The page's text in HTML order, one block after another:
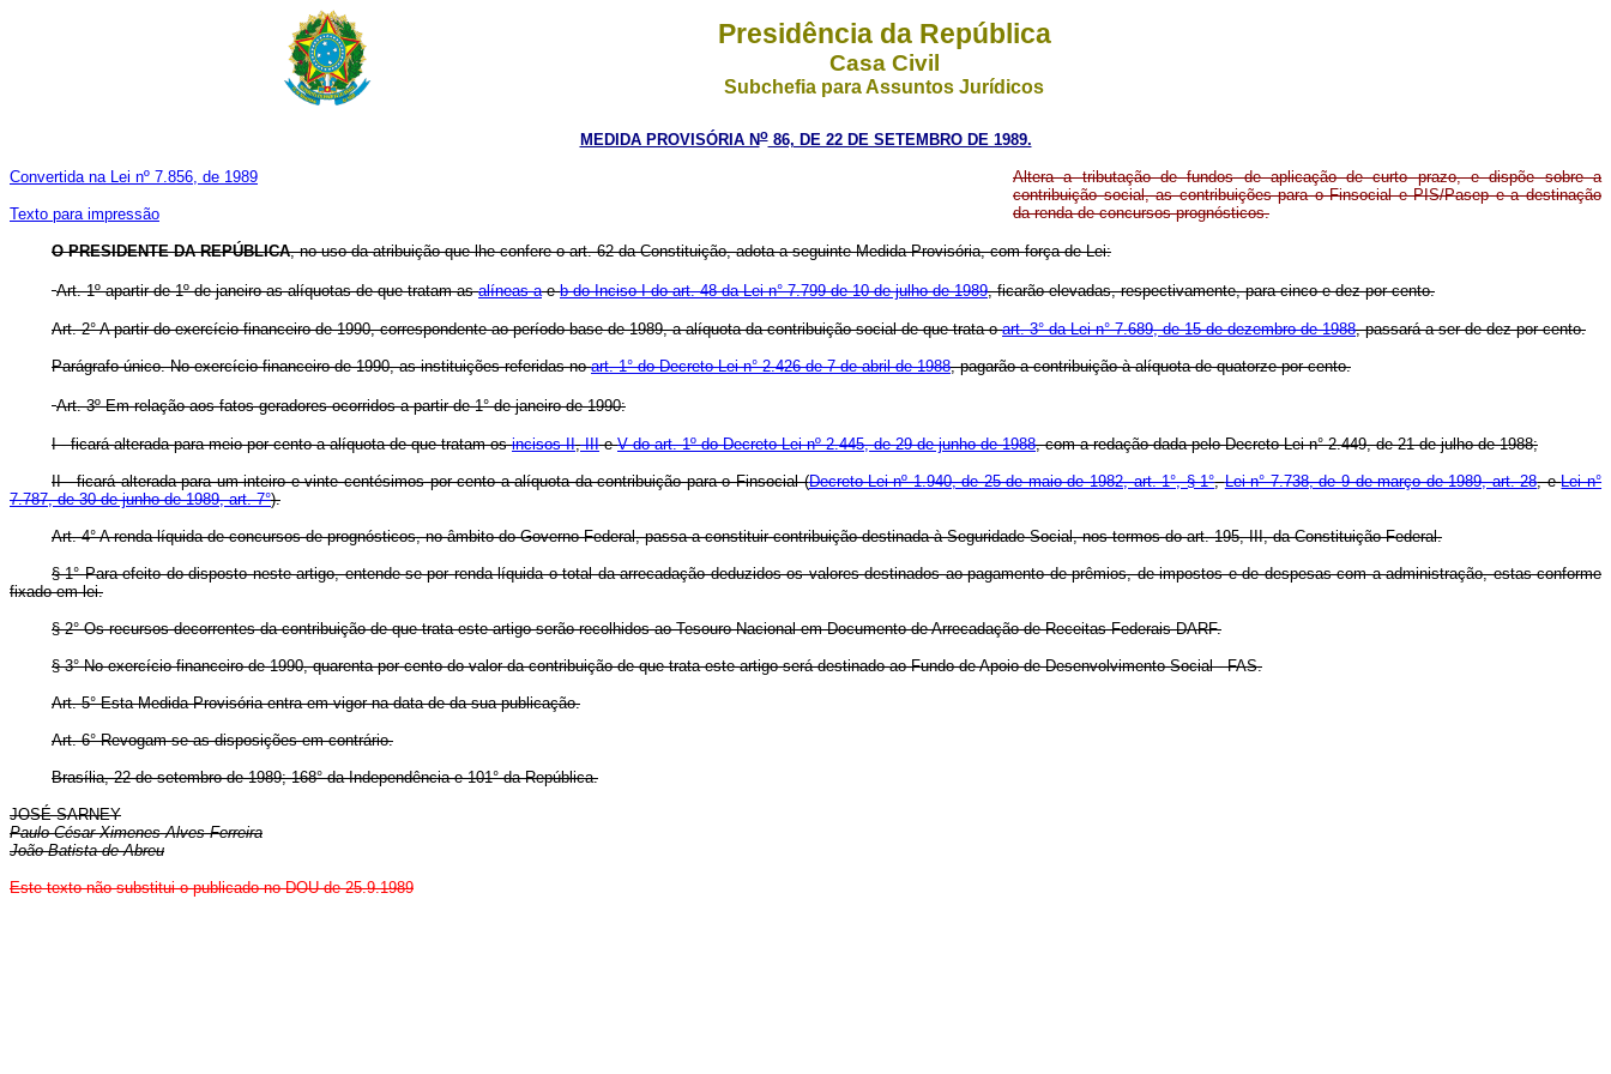
Presidência da República
Casa Civil
Subchefia para Assuntos Jurídicos
MEDIDA PROVISÓRIA No86, DE 22 DE SETEMBRO DE 1989.
Convertida na Lei nº 7.856, de 1989
Texto para impressão
Altera a tributação de fundos de aplicação de curto prazo, e dispõe sobre a
contribuição social, as contribuições para o Finsocial e PIS/Pasep e a destinação
da renda de concursos prognósticos.
O PRESIDENTE DA REPÚBLICA, no uso da atribuição que lhe confere o art. 62 da Constituição, adota a seguinte Medida Provisória, com força de Lei:
Art. 1º apartir de 1º de janeiro as alíquotas de que tratam asalíneas aeb do Inciso I do art. 48 da Lei n° 7.799 de 10 de julho de 1989, ficarão elevadas, respectivamente, para cinco e dez por cento.
Art. 2° A partir do exercício financeiro de 1990, correspondente ao período-base de 1989, a alíquota da contribuição social de que trata oart. 3° da Lei n° 7.689, de 15 de dezembro de 1988, passará a ser de dez por cento.
Parágrafo único. No exercício financeiro de 1990, as instituições referidas noart. 1° do Decreto-Lei n° 2.426 de 7 de abril de 1988, pagarão a contribuição à alíquota de quatorze por cento.
Art. 3º Em relação aos fatos geradores ocorridos a partir de 1° de janeiro de 1990:
I - ficará alterada para meio por cento a alíquota de que tratam osincisos II,IIIeV do art. 1º do Decreto-Lei nº 2.445, de 29 de junho de 1988, com a redação dada pelo Decreto-Lei n° 2.449, de 21 de julho de 1988;
II - ficará alterada para um inteiro e vinte centésimos por cento a alíquota da contribuição para o Finsocial (Decreto-Lei nº 1.940, de 25 de maio de 1982, art. 1°, § 1°,Lei n° 7.738, de 9 de março de 1989, art. 28, eLei n°
7.787, de 30 de junho de 1989, art. 7°).
Art. 4° A renda líquida de concursos de prognósticos, no âmbito do Governo Federal, passa a constituir contribuição destinada à Seguridade Social, nos termos do art. 195, III, da Constituição Federal.
§ 1° Para efeito do disposto neste artigo, entende-se por renda líquida o total da arrecadação deduzidos os valores destinados ao pagamento de prêmios, de impostos e de despesas com a administração, estas conforme
fixado em lei.
§ 2° Os recursos decorrentes da contribuição de que trata este artigo serão recolhidos ao Tesouro Nacional em Documento de Arrecadação de Receitas Federais DARF.
§ 3° No exercício financeiro de 1990, quarenta por cento do valor da contribuição de que trata este artigo será destinado ao Fundo de Apoio de Desenvolvimento Social - FAS.
Art. 5° Esta Medida Provisória entra em vigor na data de da sua publicação.
Art. 6° Revogam-se as disposições em contrário.
Brasília, 22 de setembro de 1989; 168° da Independência e 101° da República.
JOSÉ SARNEY
Paulo César Ximenes Alves Ferreira
João Batista de Abreu
Este texto não substitui o publicado no DOU de 25.9.1989